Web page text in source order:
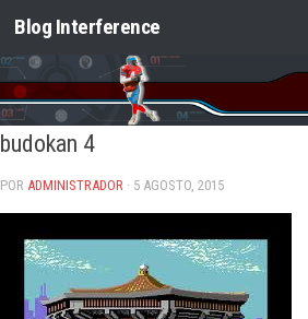
Saltar al contenido
Blog Interference
budokan 4
POR ADMINISTRADOR · 5 AGOSTO, 2015